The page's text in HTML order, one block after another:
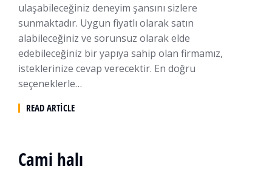
ulaşabileceğiniz deneyim şansını sizlere
sunmaktadır. Uygun fiyatlı olarak satın
alabileceğiniz ve sorunsuz olarak elde
edebileceğiniz bir yapıya sahip olan firmamız,
isteklerinize cevap verecektir. En doğru
seçeneklerle…
READ ARTICLE
Cami halı